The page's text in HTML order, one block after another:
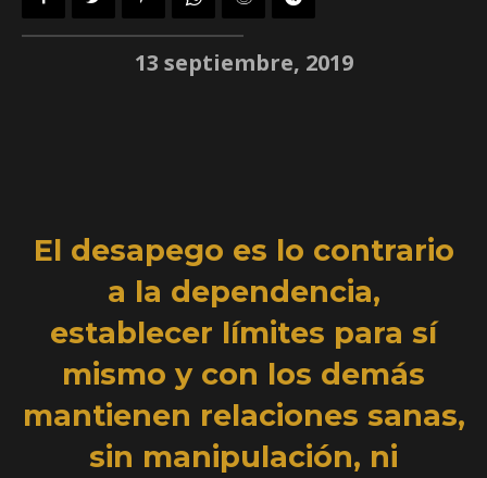
13 septiembre, 2019
El desapego es lo contrario
a la dependencia,
establecer límites para sí
mismo y con los demás
mantienen relaciones sanas,
sin manipulación, ni